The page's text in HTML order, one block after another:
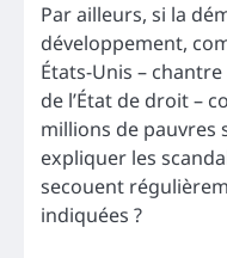
Par ailleurs, si la
développement,
États-Unis –
de l’État de droit –
millions de pauvres
expliquer les
secouent
indiquées ?